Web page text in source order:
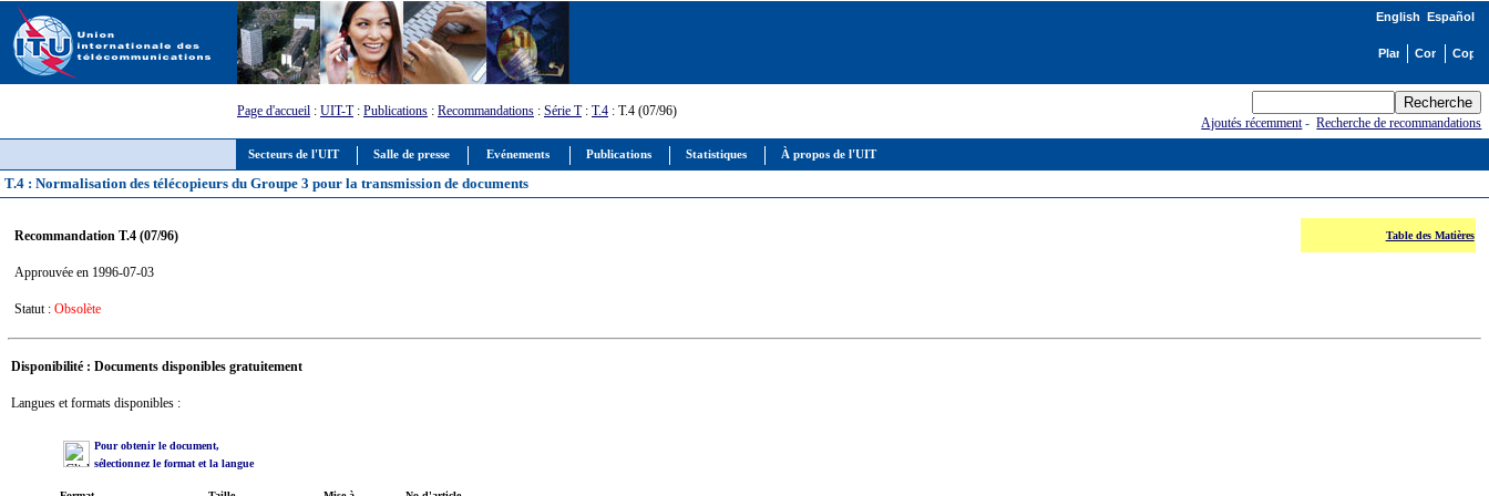
Secteurs de l'UIT Salle de presse Evénements Publications Statistiques À propos de l'UIT
English Español
Page d'accueil : UIT-T: Publications : Recommandations : Série T: T.4 : T.4 (07/96)
Ajoutés récemment-Recherche de recommandations
T.4 : Normalisation des télécopieurs du Groupe 3 pour la transmission de documents
Recommandation T.4 (07/96)
Approuvée en 1996-07-03
Statut : Obsolète
Table des Matières
Disponibilité : Documents disponibles gratuitement
Langues et formats disponibles :
Pour obtenir le document,
sélectionnez le format et la langue